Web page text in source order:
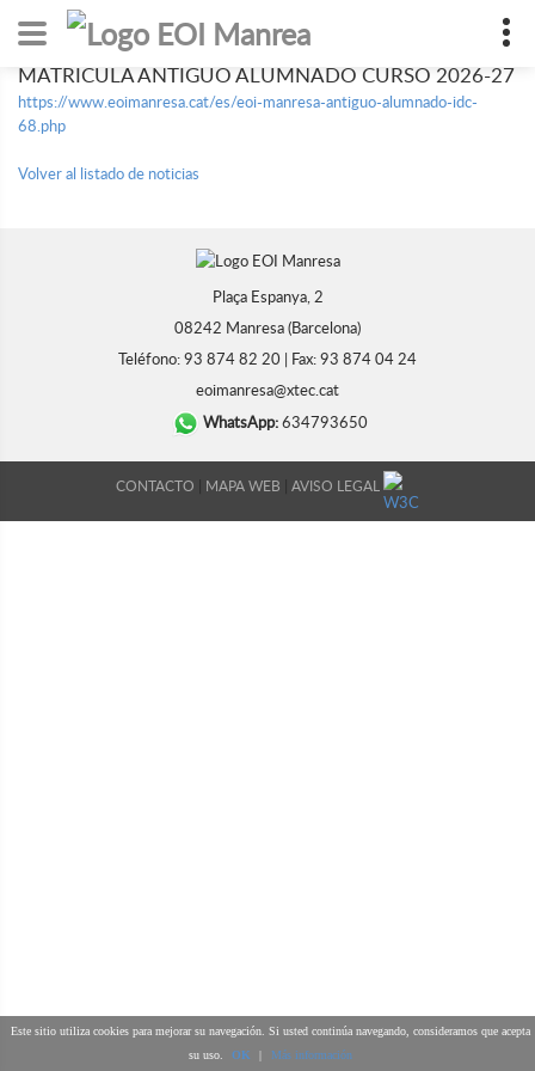
MATRÍCULA ANTIGUO ALUMNADO CURSO 2026-27
https://www.eoimanresa.cat/es/eoi-manresa-antiguo-alumnado-idc-
68.php
Volver al listado de noticias
Plaça Espanya, 2
08242 Manresa (Barcelona)
Teléfono: 93 874 82 20 | Fax: 93 874 04 24
eoimanresa@xtec.cat
WhatsApp:634793650
CONTACTO MAPA WEB AVISO LEGAL
Este sitio utiliza cookies para mejorar su navegación. Si usted continúa navegando, consideramos que acepta
su uso.
OK | Más información